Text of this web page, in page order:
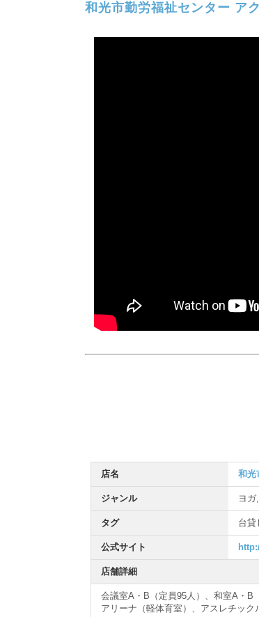
和光市勤労福祉センター ア
店名 和光
ジャンル ヨ
タグ 台貸
公式サイト
店舗詳細
会議室A・B（定員95人）、和室A・B
アリーナ（軽体育室）、アスレチッ